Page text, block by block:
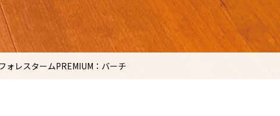
フォレスタームPREMIUM：バーチ